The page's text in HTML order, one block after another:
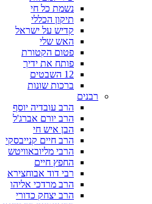
נשמת כל חי
תיקון הכללי
קדיש על ישראל
האש שלי
פטום הקטורת
פותח את ידיך
12 השבטים
ברכות שונות
רבנים
הרב עובדיה יוסף
הרב יורם אברג'ל
הבן איש חי
הרב חיים קנייבסקי
הרבי מליובאוויטש
החפץ חיים
רבי דוד אבוחצירא
הרב מרדכי אליהו
הרב יצחק כדורי